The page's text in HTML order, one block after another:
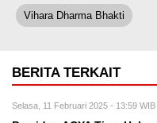
Vihara Dharma Bhakti
BERITA TERKAIT
Selasa, 11 Februari 2025 - 13:59 WIB